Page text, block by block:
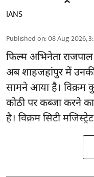
IANS
Published on:08 Aug 2026,
फिल्म अभिनेता
अब शाहजहांपुर में
सामने आया है।
कोठी पर कब्जा करने
है। विक्रम सिटी